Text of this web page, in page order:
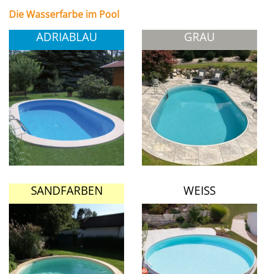
Die Wasserfarbe im Pool
ADRIABLAU GRAU
SANDFARBEN WEISS